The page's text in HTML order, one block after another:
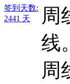
签到天数:
2441 天
周
线。
周